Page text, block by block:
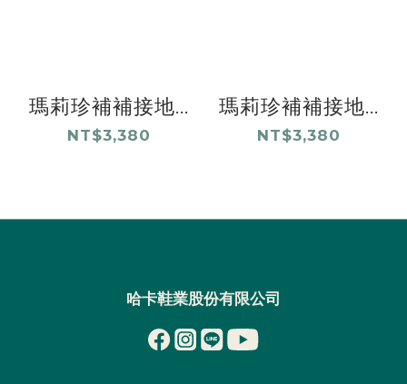
瑪莉珍補補接地...
NT$3,380
瑪莉珍補補接地...
NT$3,380
哈卡鞋業股份有限公司